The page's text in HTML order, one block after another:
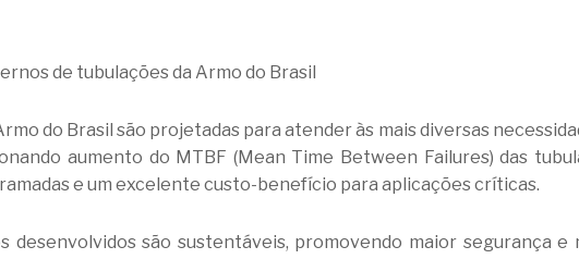
de tubulações da Armo do Brasil
do Brasil são projetadas para atender às mais diversas
aumento do MTBF (Mean Time Between Failures) das
e um excelente custo-benefício para aplicações críticas.
desenvolvidos são sustentáveis, promovendo maior segurança e